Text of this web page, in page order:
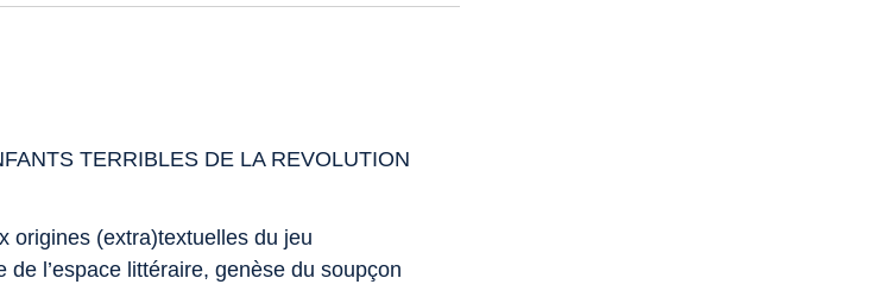
TERRIBLES DE LA REVOLUTION
origines (extra)textuelles du jeu
l’espace littéraire, genèse du soupçon